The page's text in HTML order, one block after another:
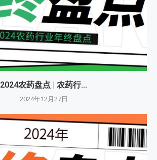
2024农药盘点 | 农药行...
2024年12月27日